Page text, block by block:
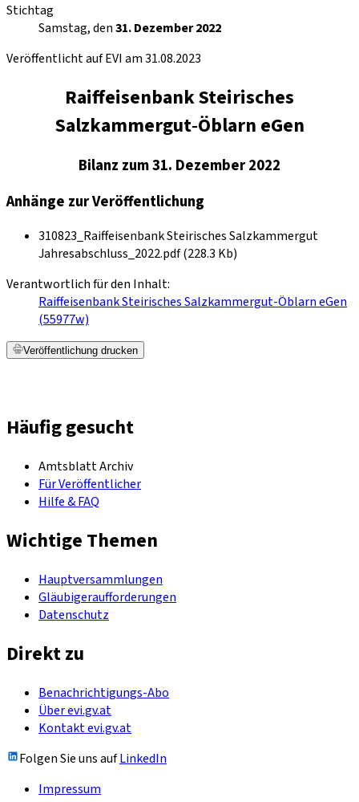
Stichtag
Samstag, den31. Dezember 2022
Veröffentlicht auf EVI am 31.08.2023
Raiffeisenbank Steirisches
Salzkammergut‐Öblarn eGen
Bilanz zum 31. Dezember 2022
Anhänge zur Veröffentlichung
310823_Raiffeisenbank Steirisches Salzkammergut
Jahresabschluss_2022.pdf (228.3 Kb)
Verantwortlich für den Inhalt:
Raiffeisenbank Steirisches Salzkammergut-Öblarn eGen
(55977w)
Veröffentlichung drucken
Häufig gesucht
Amtsblatt Archiv
Für Veröffentlicher
Hilfe & FAQ
Wichtige Themen
Hauptversammlungen
Gläubigeraufforderungen
Datenschutz
Direkt zu
Benachrichtigungs-Abo
Über evi.gv.at
Kontakt evi.gv.at
Folgen Sie uns aufLinkedIn
Impressum